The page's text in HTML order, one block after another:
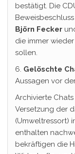
bestätigt. Die
Björn Fecker
die immer
sollen.
6. Gelöschte
Aussagen vor
Archivierte
Versetzung der
(Umweltressort)
enthalten
bekräftigen die